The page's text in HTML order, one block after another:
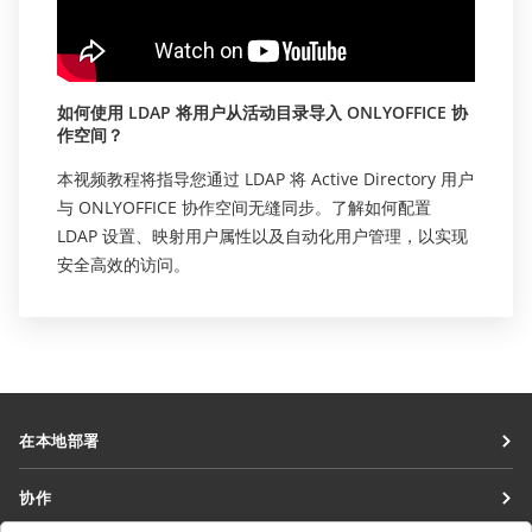
如何使用 LDAP 将用户从活动目录导入 ONLYOFFICE 协
作空间？
本视频教程将指导您通过 LDAP 将 Active Directory 用户
与 ONLYOFFICE 协作空间无缝同步。了解如何配置
LDAP 设置、映射用户属性以及自动化用户管理，以实现
安全高效的访问。
在本地部署
协作空间
协作